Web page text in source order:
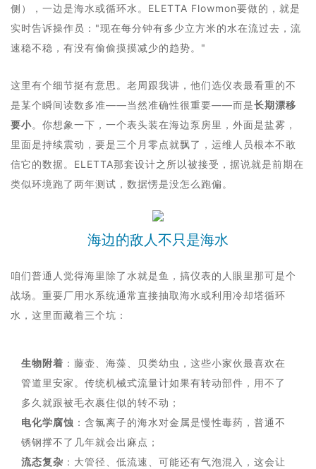
侧），一边是海水或循环水。ELETTA Flowmon要做的，就是
实时告诉操作员："现在每分钟有多少立方米的水在流过去，流
速稳不稳，有没有偷偷摸摸减少的趋势。"
这里有个细节挺有意思。老周跟我讲，他们选仪表最看重的不
是某个瞬间读数多准——当然准确性很重要——而是长期漂移
要小。你想象一下，一个表头装在海边泵房里，外面是盐雾，
里面是持续震动，要是三个月零点就飘了，运维人员根本不敢
信它的数据。ELETTA那套设计之所以被接受，据说就是前期在
类似环境跑了两年测试，数据愣是没怎么跑偏。
海边的敌人不只是海水
咱们普通人觉得海里除了水就是鱼，搞仪表的人眼里那可是个
战场。重要厂用水系统通常直接抽取海水或利用冷却塔循环
水，这里面藏着三个坑：
生物附着 ：藤壶、海藻、贝类幼虫，这些小家伙最喜欢在
管道里安家。传统机械式流量计如果有转动部件，用不了
多久就跟被毛衣裹住似的转不动；
电化学腐蚀 ：含氯离子的海水对金属是慢性毒药，普通不
锈钢撑不了几年就会出麻点；
流态复杂 ：大管径、低流速、可能还有气泡混入，这会让